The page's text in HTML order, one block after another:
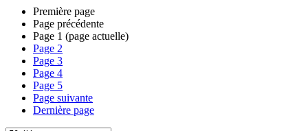
Première page
Page précédente
Page 1 (page actuelle)
Page 2
Page 3
Page 4
Page 5
Page suivante
Dernière page